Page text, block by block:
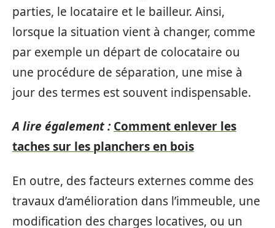
parties, le locataire et le bailleur. Ainsi,
lorsque la situation vient à changer, comme
par exemple un départ de colocataire ou
une procédure de séparation, une mise à
jour des termes est souvent indispensable.
A lire également : Comment enlever les
taches sur les planchers en bois
En outre, des facteurs externes comme des
travaux d’amélioration dans l’immeuble, une
modification des charges locatives, ou un